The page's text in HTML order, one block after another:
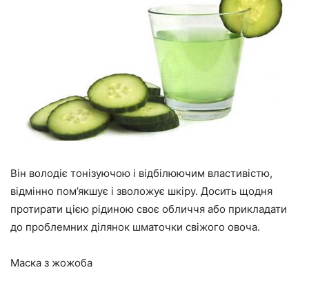
Він володіє тонізуючою і відбілюючим властивістю,
відмінно пом’якшує і зволожує шкіру. Досить щодня
протирати цією рідиною своє обличчя або прикладати
до проблемних ділянок шматочки свіжого овоча.
Маска з жожоба